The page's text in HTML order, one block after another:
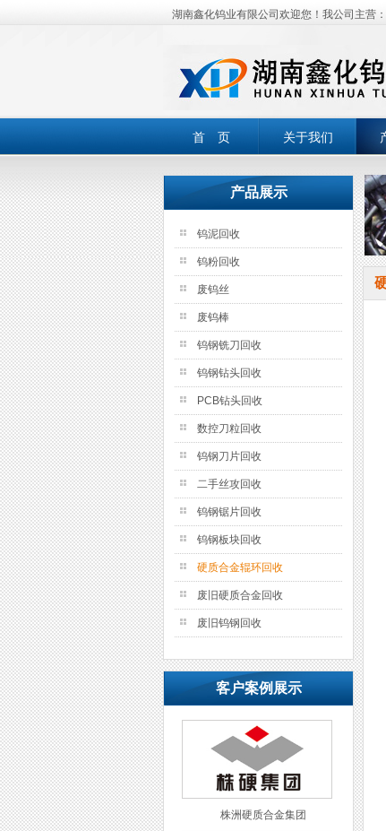
湖南鑫化钨业有限公司欢迎您！我公司主营：
首 页 关于我们
产品展示
钨泥回收
钨粉回收
废钨丝
废钨棒
钨钢铣刀回收
钨钢钻头回收
PCB钻头回收
数控刀粒回收
钨钢刀片回收
二手丝攻回收
钨钢锯片回收
钨钢板块回收
硬质合金辊环回收
废旧硬质合金回收
废旧钨钢回收
客户案例展示
株洲硬质合金集团